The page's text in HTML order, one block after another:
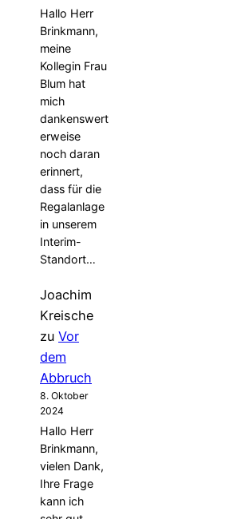
Hallo Herr
Brinkmann,
meine
Kollegin Frau
Blum hat
mich
dankenswert
erweise
noch daran
erinnert,
dass für die
Regalanlage
in unserem
Interim-
Standort…
Joachim
Kreische
zu Vor
dem
Abbruch
8. Oktober
2024
Hallo Herr
Brinkmann,
vielen Dank,
Ihre Frage
kann ich